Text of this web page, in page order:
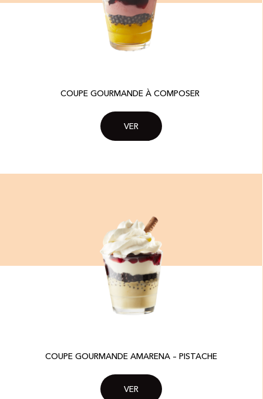
COUPE GOURMANDE À COMPOSER ​
VER
COUPE GOURMANDE AMARENA – PISTACHE​
VER